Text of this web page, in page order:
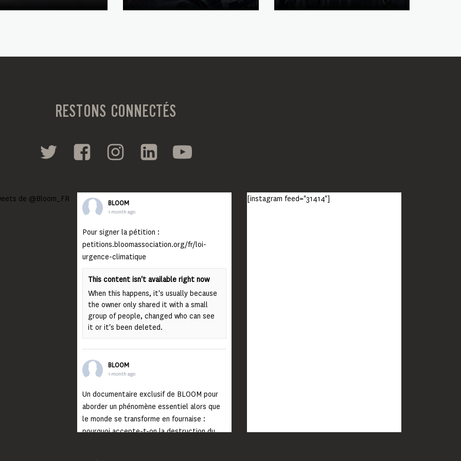
RESTONS CONNECTÉS
de @Bloom_FR BLOOM
1 month ago
Pour signer la pétition :
petitions.bloomassociation.org/fr/loi-
urgence-climatique
This content isn't available right now
When this happens, it's usually because
the owner only shared it with a small
group of people, changed who can see
it or it's been deleted.
BLOOM
1 month ago
Un documentaire exclusif de BLOOM pour
aborder un phénomène essentiel alors que
le monde se transforme en fournaise :
pourquoi accepte-t-on la destruction du
[instagram feed="31414"]